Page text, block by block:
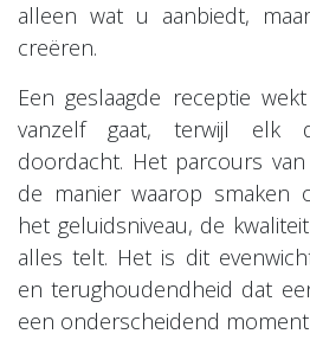
alleen wat u aanbiedt,
creëren.
Een geslaagde receptie
vanzelf gaat, terwijl elk
doordacht. Het parcours
de manier waarop smaken
het geluidsniveau, de
alles telt. Het is dit
en terughoudendheid dat
een onderscheidend moment